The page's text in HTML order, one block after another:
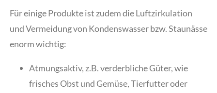
Für einige Produkte ist zudem die Luftzirkulation
und Vermeidung von Kondenswasser bzw. Staunässe
enorm wichtig:
Atmungsaktiv, z.B. verderbliche Güter, wie
frisches Obst und Gemüse, Tierfutter oder